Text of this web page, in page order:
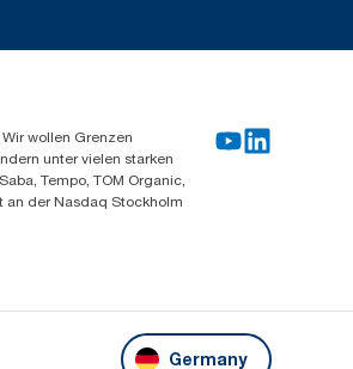
wollen Grenzen
unter vielen starken
Tempo, TOM Organic,
an der Nasdaq Stockholm
Germany